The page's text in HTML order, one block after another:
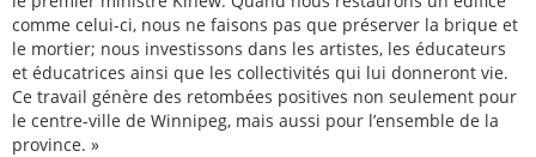
comme celui-ci, nous ne faisons pas que préserver la brique et
le mortier; nous investissons dans les artistes, les éducateurs
et éducatrices ainsi que les collectivités qui lui donneront vie.
Ce travail génère des retombées positives non seulement pour
le centre-ville de Winnipeg, mais aussi pour l’ensemble de la
province. »